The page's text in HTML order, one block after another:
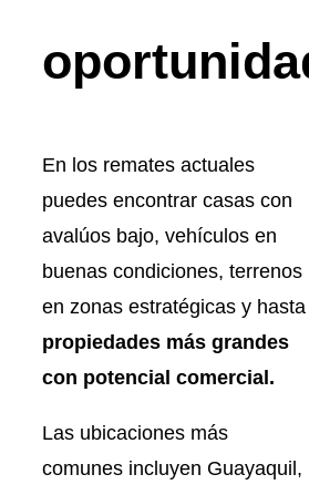
En los remates actuales
puedes encontrar casas con
avalúos bajo, vehículos en
buenas condiciones, terrenos
en zonas estratégicas y hasta
propiedades más grandes
con potencial comercial.
Las ubicaciones más
comunes incluyen Guayaquil,